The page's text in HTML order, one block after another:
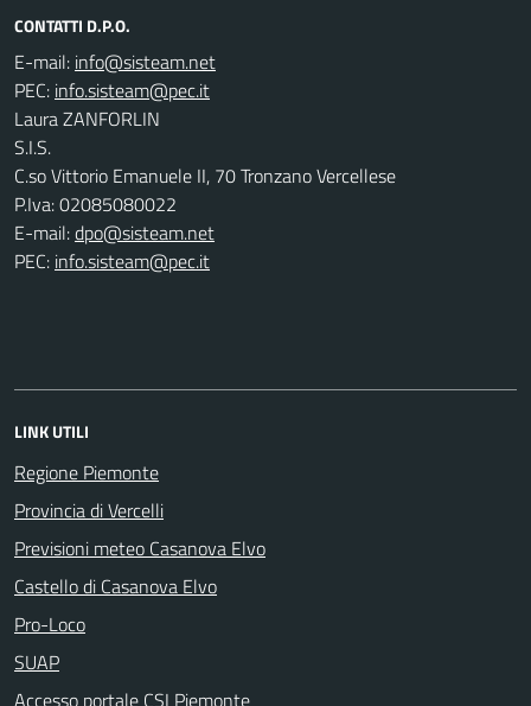
CONTATTI D.P.O.
E-mail:
PEC:
Laura ZANFORLIN
S.I.S.
C.so Vittorio Emanuele II, 70 Tronzano Vercellese
P.Iva: 02085080022
E-mail:dpo@sisteam.net
PEC: info.sisteam@pec.it
LINK UTILI
Regione Piemonte
Provincia di Vercelli
Previsioni meteo Casanova Elvo
Castello di Casanova Elvo
Pro-Loco
SUAP
Accesso portale CSI Piemonte